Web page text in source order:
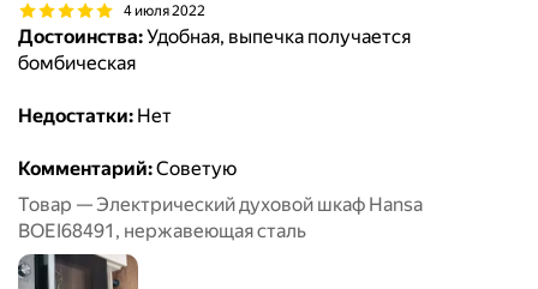
4 июля 2022
Достоинства:Удобная, выпечка получается
бомбическая
Недостатки: Нет
Комментарий:Советую
Товар — Электрический духовой шкаф Hansa
BOEI68491, нержавеющая сталь